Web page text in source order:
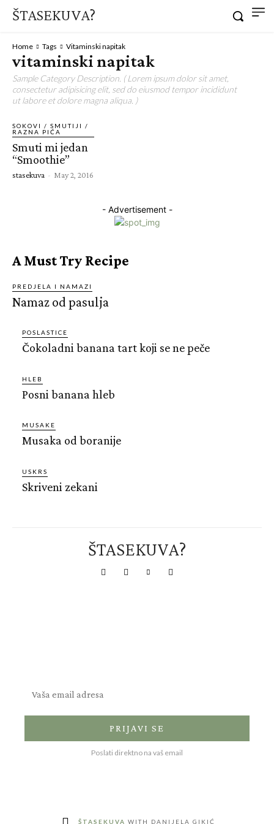
ŠTASEKUVA?
Home Tags Vitaminski napitak
vitaminski napitak
Sample Category Description. ( Lorem ipsum dolor sit amet,
consectetur adipisicing elit, sed do eiusmod tempor incididunt
ut labore et dolore magna aliqua. )
SOKOVI / SMUTIJI /
RAZNA PIĆA
Smuti mi jedan
“Smoothie”
stasekuva - May 2, 2016
- Advertisement -
A Must Try Recipe
PREDJELA I NAMAZI
Namaz od pasulja
POSLASTICE
Čokoladni banana tart koji se ne peče
HLEB
Posni banana hleb
MUSAKE
Musaka od boranije
USKRS
Skriveni zekani
ŠTASEKUVA?
PRIJAVI SE
Poslati direktno na vaš email
ŠTASEKUVA WITH DANIJELA GIKIĆ